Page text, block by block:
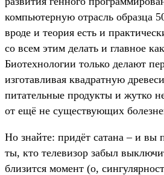
компьютерную отрасль образца
вроде и теория есть и
со всем этим делать и главное
Биотехнологии только делают
изготавливая квадратную
питательные продукты и жутко
от ещё не существующих
Но знайте: придёт сатана – и вы
ты, кто телевизор забыл
близится момент (о,